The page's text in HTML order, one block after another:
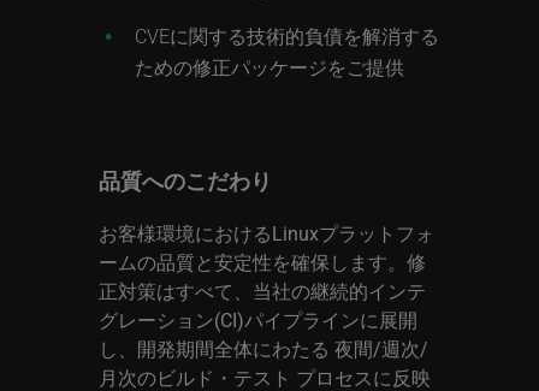
CVEに関する技術的負債を解消する
ための修正パッケージをご提供
品質へのこだわり
お客様環境におけるLinuxプラットフォ
ームの品質と安定性を確保します。修
正対策はすべて、当社の継続的インテ
グレーション(CI)パイプラインに展開
し、開発期間全体にわたる 夜間/週次/
月次のビルド・テスト プロセスに反映